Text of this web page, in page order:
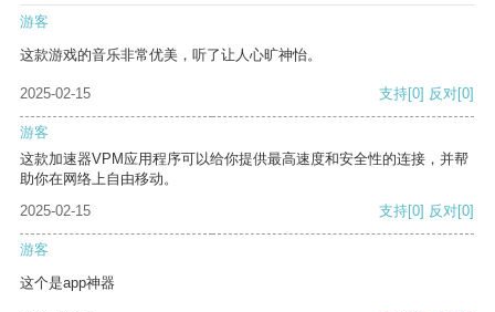
游客
这款游戏的音乐非常优美，听了让人心旷神怡。
2025-02-15 支持[0] 反对[0]
游客
这款加速器VPM应用程序可以给你提供最高速度和安全性的连接，并帮
助你在网络上自由移动。
2025-02-15
支持[0] 反对[0]
游客
这个是app神器